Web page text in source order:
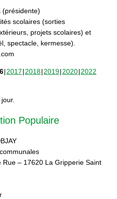
(présidente)
scolaires (sorties
projets scolaires) et
spectacle, kermesse).
2017 2018 2019 2020 2022
Populaire
Rue – 17620 La Gripperie Saint